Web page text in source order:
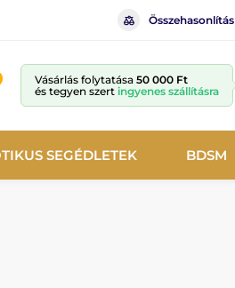
Összehasonlítás
Vásárlás folytatása 50 000 Ft
és tegyen szert ingyenes szállításra
SEGÉDLETEK BDSM